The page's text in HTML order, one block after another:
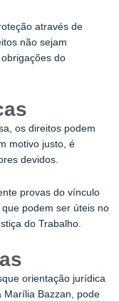
através de
não sejam
do
os direitos podem
motivo justo, é
devidos.
provas do vínculo
podem ser úteis no
do Trabalho.
orientação jurídica
Marília Bazzan, pode